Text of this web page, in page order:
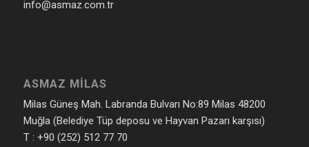
info@asmaz.com.tr
ASMAZ MILAS
Milas Güneş Mah. Labranda Bulvarı No:89 Milas 48200
Muğla (Belediye Tüp deposu ve Hayvan Pazarı karşısı)
T : +90 (252) 512 77 70